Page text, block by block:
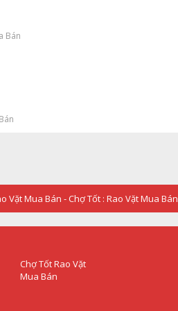
Bán
Vặt Mua Bán - Chợ Tốt : Rao Vặt Mua Bán
Chợ Tốt Rao Vặt
Mua Bán